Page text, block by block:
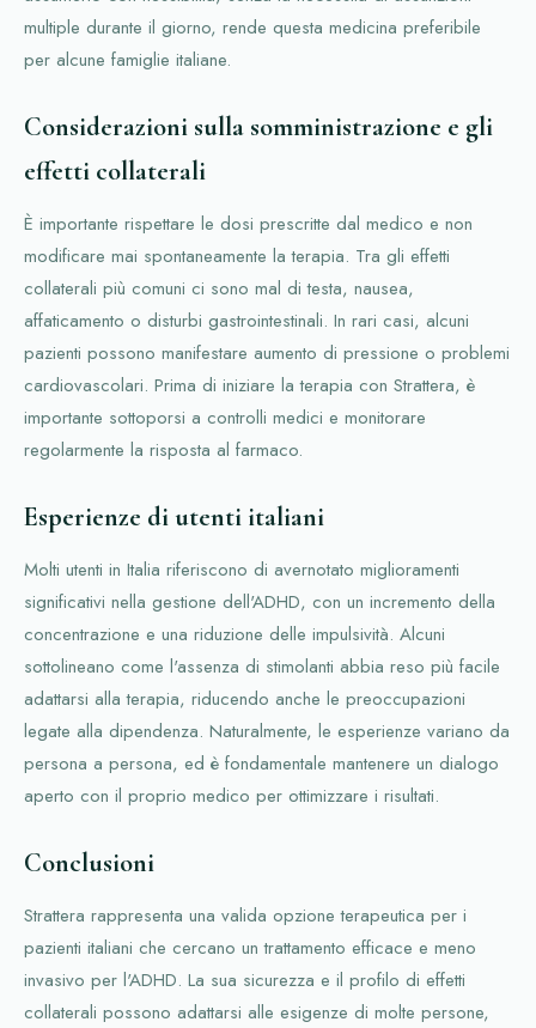
multiple durante il giorno, rende questa medicina preferibile
per alcune famiglie italiane.
Considerazioni sulla somministrazione e gli
effetti collaterali
È importante rispettare le dosi prescritte dal medico e non
modificare mai spontaneamente la terapia. Tra gli effetti
collaterali più comuni ci sono mal di testa, nausea,
affaticamento o disturbi gastrointestinali. In rari casi, alcuni
pazienti possono manifestare aumento di pressione o problemi
cardiovascolari. Prima di iniziare la terapia con Strattera, è
importante sottoporsi a controlli medici e monitorare
regolarmente la risposta al farmaco.
Esperienze di utenti italiani
Molti utenti in Italia riferiscono di avernotato miglioramenti
significativi nella gestione dell'ADHD, con un incremento della
concentrazione e una riduzione delle impulsività. Alcuni
sottolineano come l'assenza di stimolanti abbia reso più facile
adattarsi alla terapia, riducendo anche le preoccupazioni
legate alla dipendenza. Naturalmente, le esperienze variano da
persona a persona, ed è fondamentale mantenere un dialogo
aperto con il proprio medico per ottimizzare i risultati.
Conclusioni
Strattera rappresenta una valida opzione terapeutica per i
pazienti italiani che cercano un trattamento efficace e meno
invasivo per l'ADHD. La sua sicurezza e il profilo di effetti
collaterali possono adattarsi alle esigenze di molte persone,